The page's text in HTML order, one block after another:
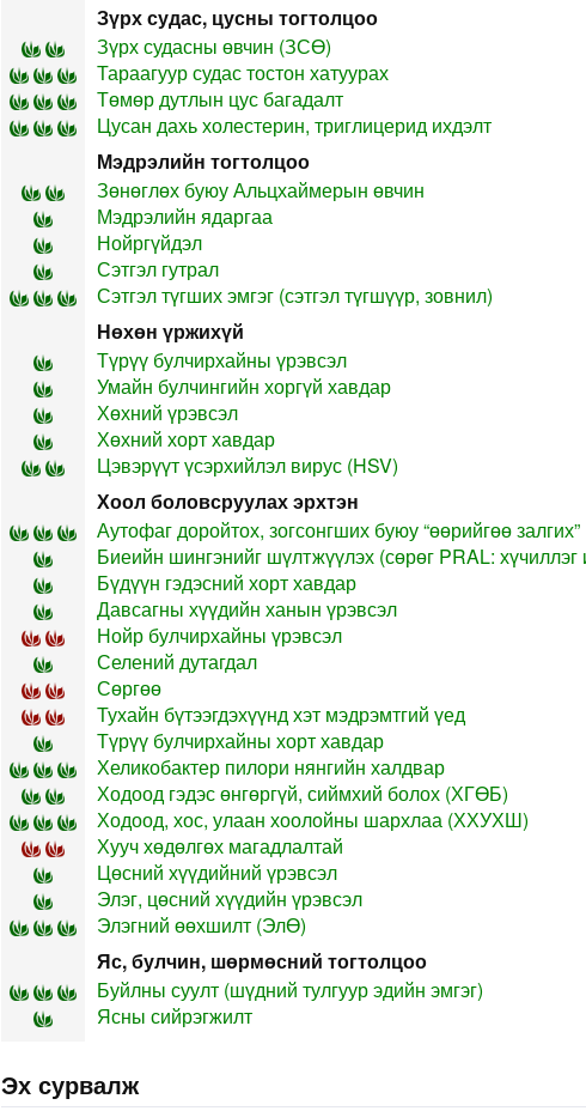
Зүрх судас, цусны тогтолцоо
Зүрх судасны өвчин (ЗСӨ)
Тараагуур судас тостон хатуурах
Төмөр дутлын цус багадалт
Цусан дахь холестерин, триглицерид ихдэлт
Мэдрэлийн тогтолцоо
Зөнөглөх буюу Альцхаймерын өвчин
Мэдрэлийн ядаргаа
Нойргүйдэл
Сэтгэл гутрал
Сэтгэл түгших эмгэг (сэтгэл түгшүүр, зовнил)
Нөхөн үржихүй
Түрүү булчирхайны үрэвсэл
Умайн булчингийн хоргүй хавдар
Хөхний үрэвсэл
Хөхний хорт хавдар
Цэвэрүүт үсэрхийлэл вирус (HSV)
Хоол боловсруулах эрхтэн
Аутофаг доройтох, зогсонгших буюу “өөрийгөө залгих”
Биеийн шингэнийг шүлтжүүлэх (сөрөг PRAL: хүчиллэг
Бүдүүн гэдэсний хорт хавдар
Давсагны хүүдийн ханын үрэвсэл
Нойр булчирхайны үрэвсэл
Селений дутагдал
Сөргөө
Тухайн бүтээгдэхүүнд хэт мэдрэмтгий үед
Түрүү булчирхайны хорт хавдар
Хеликобактер пилори нянгийн халдвар
Ходоод гэдэс өнгөргүй, сиймхий болох (ХГӨБ)
Ходоод, хос, улаан хоолойны шархлаа (ХХУХШ)
Хууч хөдөлгөх магадлалтай
Цөсний хүүдийний үрэвсэл
Элэг, цөсний хүүдийн үрэвсэл
Элэгний өөхшилт (ЭлӨ)
Яс, булчин, шөрмөсний тогтолцоо
Буйлны суулт (шүдний тулгуур эдийн эмгэг)
Ясны сийрэгжилт
Эх сурвалж